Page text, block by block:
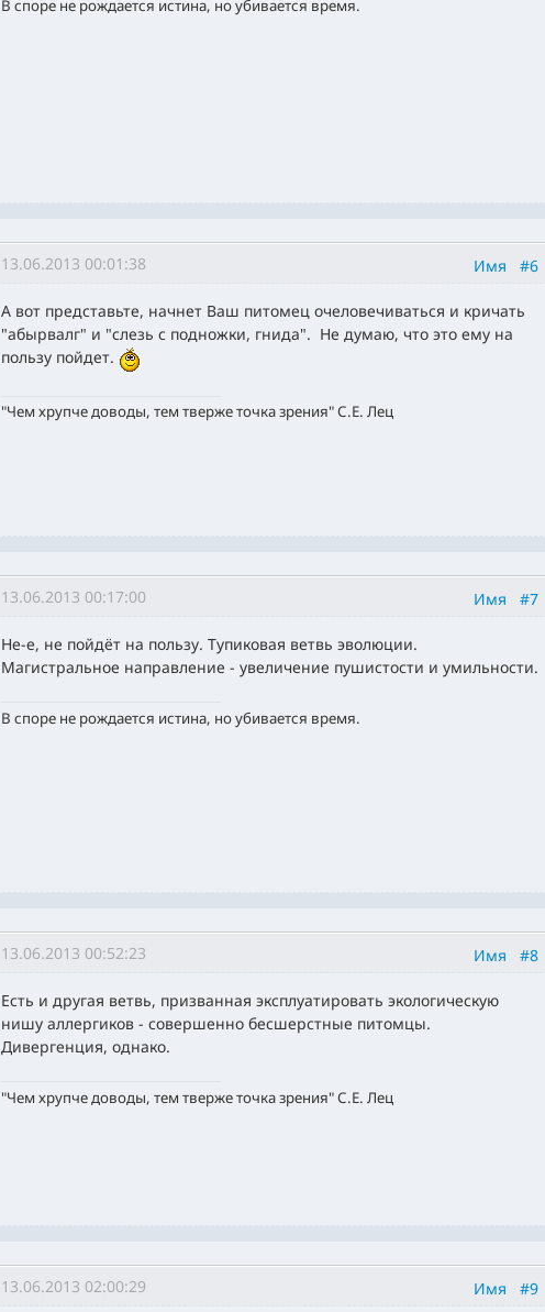
В споре не рождается истина, но убивается время.
Имя #6
13.06.2013 00:01:38
А вот представьте, начнет Ваш питомец очеловечиваться и кричать
"абырвалг" и "слезь с подножки, гнида". Не думаю, что это ему на
пользу пойдет.
"Чем хрупче доводы, тем тверже точка зрения" С.Е. Лец
Имя #7
13.06.2013 00:17:00
Не-е, не пойдёт на пользу. Тупиковая ветвь эволюции.
Магистральное направление - увеличение пушистости и умильности.
В споре не рождается истина, но убивается время.
Имя #8
13.06.2013 00:52:23
Есть и другая ветвь, призванная эксплуатировать экологическую
нишу аллергиков - совершенно бесшерстные питомцы.
Дивергенция, однако.
"Чем хрупче доводы, тем тверже точка зрения" С.Е. Лец
Имя #9
13.06.2013 02:00:29